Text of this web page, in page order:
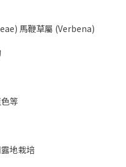
馬鞭草屬 (Verbena)
等
地栽培